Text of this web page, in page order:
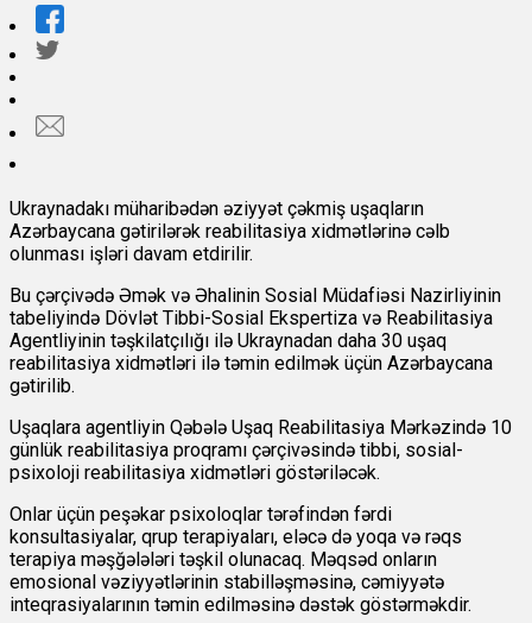
Ukraynadakı müharibədən əziyyət çəkmiş uşaqların
Azərbaycana gətirilərək reabilitasiya xidmətlərinə cəlb
olunması işləri davam etdirilir.
Bu çərçivədə Əmək və Əhalinin Sosial Müdafiəsi Nazirliyinin
tabeliyində Dövlət Tibbi-Sosial Ekspertiza və Reabilitasiya
Agentliyinin təşkilatçılığı ilə Ukraynadan daha 30 uşaq
reabilitasiya xidmətləri ilə təmin edilmək üçün Azərbaycana
gətirilib.
Uşaqlara agentliyin Qəbələ Uşaq Reabilitasiya Mərkəzində 10
günlük reabilitasiya proqramı çərçivəsində tibbi, sosial-
psixoloji reabilitasiya xidmətləri göstəriləcək.
Onlar üçün peşəkar psixoloqlar tərəfindən fərdi
konsultasiyalar, qrup terapiyaları, eləcə də yoqa və rəqs
terapiya məşğələləri təşkil olunacaq. Məqsəd onların
emosional vəziyyətlərinin stabilləşməsinə, cəmiyyətə
inteqrasiyalarının təmin edilməsinə dəstək göstərməkdir.